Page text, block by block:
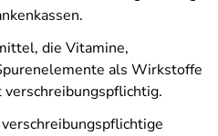
die Vitamine,
als Wirkstoffe